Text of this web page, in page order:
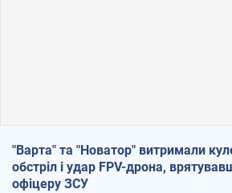
"Варта" та "Новатор" витримали
обстріл і удар FPV-дрона,
офіцеру ЗСУ